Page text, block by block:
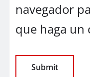
navegador
que haga un